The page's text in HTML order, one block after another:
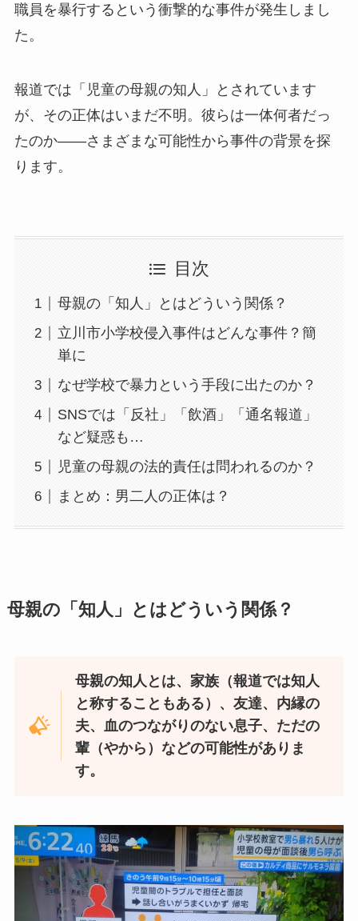
職員を暴行するという衝撃的な事件が発生しまし
た。
報道では「児童の母親の知人」とされています
が、その正体はいまだ不明。彼らは一体何者だっ
たのか――さまざまな可能性から事件の背景を探
ります。
目次
母親の「知人」とはどういう関係？
立川市小学校侵入事件はどんな事件？簡
単に
なぜ学校で暴力という手段に出たのか？
SNSでは「反社」「飲酒」「通名報道」
など疑惑も…
児童の母親の法的責任は問われるのか？
まとめ：男二人の正体は？
母親の「知人」とはどういう関係？
母親の知人とは、家族（報道では知人
と称することもある）、友達、内縁の
夫、血のつながりのない息子、ただの
輩（やから）などの可能性がありま
す。